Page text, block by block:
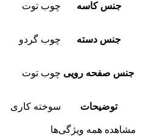
جنس کاسه چوب توت
جنس دسته چوب گردو
جنس صفحه رویی چوب توت
توضیحات سوخته کاری
مشاهده همه ویژگی‌ها